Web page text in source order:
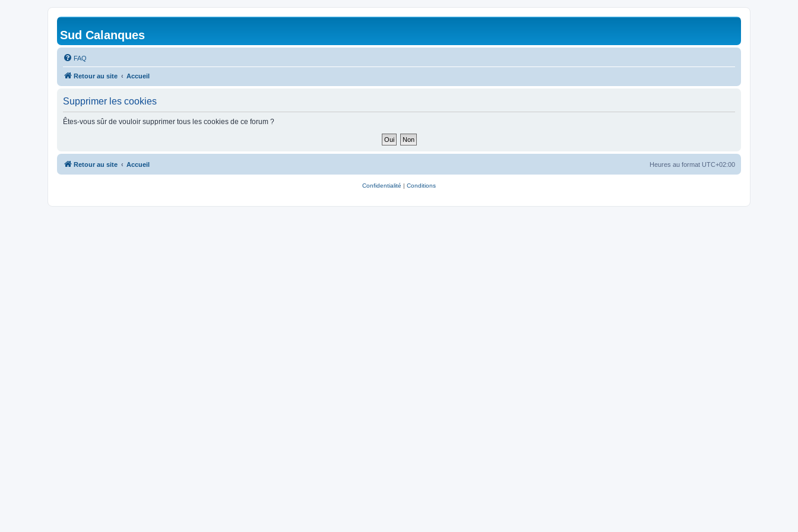
Sud Calanques
FAQ
Retour au site Accueil
Supprimer les cookies
Êtes-vous sûr de vouloir supprimer tous les cookies de ce forum ?
Retour au site Accueil Heures au format UTC+02:00
Confidentialité | Conditions